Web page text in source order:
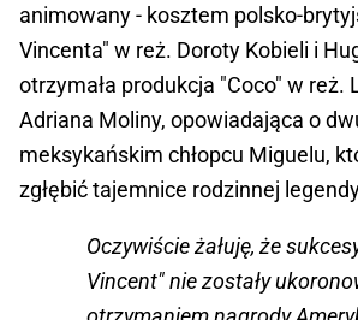
animowany - kosztem polsko-
Vincenta" w reż. Doroty Kobieli i
otrzymała produkcja "Coco" w reż.
Adriana Moliny, opowiadająca o
meksykańskim chłopcu Miguelu,
zgłębić tajemnice rodzinnej
Oczywiście żałuję, że
Vincent" nie zostały